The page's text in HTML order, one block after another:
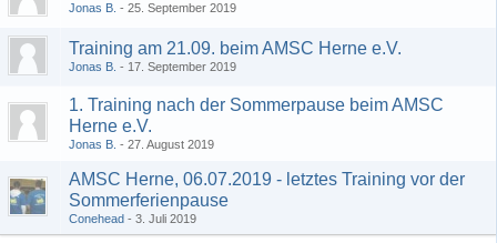
Jonas B. 25. September 2019
Training am 21.09. beim AMSC Herne e.V.
Jonas B. 17. September 2019
1. Training nach der Sommerpause beim AMSC
Herne e.V.
Jonas B. 27. August 2019
AMSC Herne, 06.07.2019 - letztes Training vor der
Sommerferienpause
Conehead 3. Juli 2019